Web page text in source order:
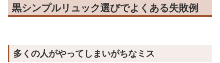
黒シンプルリュック選びでよくある失敗例
多くの人がやってしまいがちなミス